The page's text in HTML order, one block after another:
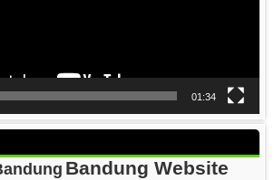
01:34
Bandung Website